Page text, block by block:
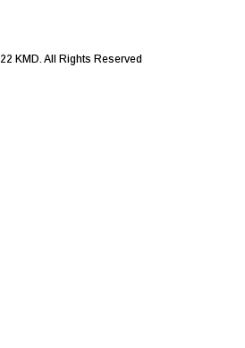
KMD. All Rights Reserved